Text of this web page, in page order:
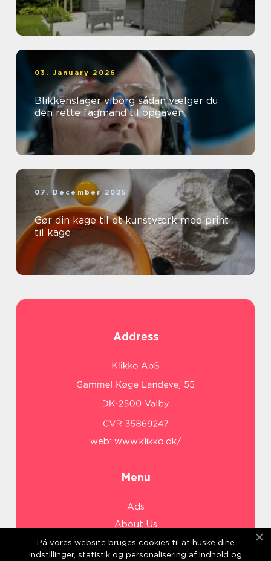
03. January 2026
Blikkenslager viborg sådan vælger du
den rette fagmand til opgaven
07. December 2025
Gør din kage til et kunstværk med print
til kage
Address
web: www.klikko.dk/
Menu
Ads
About Us
Cookies
På vores website bruges cookies til at huske dine
indstillinger, statistik og personalisering af indhold og